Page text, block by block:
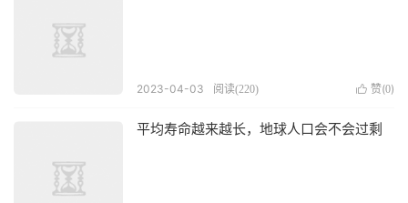
 赞(0)
2023-04-03 阅读(220)
平均寿命越来越长，地球人口会不会过剩